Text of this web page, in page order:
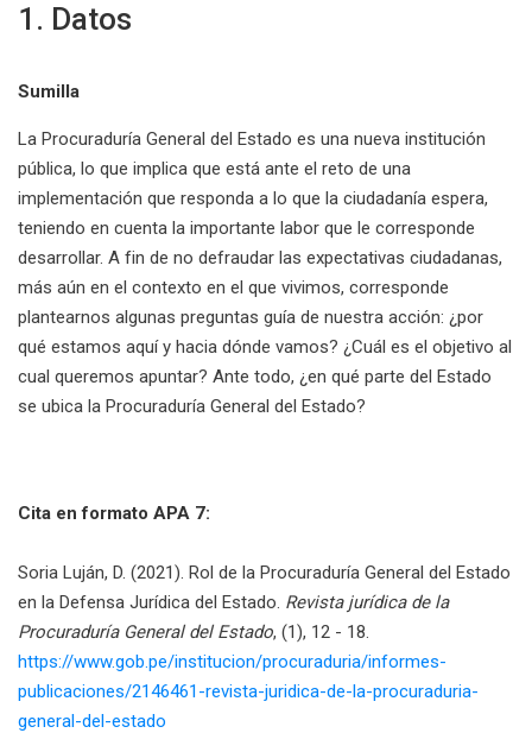
1. Datos
Sumilla
La Procuraduría General del Estado es una nueva institución
pública, lo que implica que está ante el reto de una
implementación que responda a lo que la ciudadanía espera,
teniendo en cuenta la importante labor que le corresponde
desarrollar. A fin de no defraudar las expectativas ciudadanas,
más aún en el contexto en el que vivimos, corresponde
plantearnos algunas preguntas guía de nuestra acción: ¿por
qué estamos aquí y hacia dónde vamos? ¿Cuál es el objetivo al
cual queremos apuntar? Ante todo, ¿en qué parte del Estado
se ubica la Procuraduría General del Estado?
Cita en formato APA 7:
Soria Luján, D. (2021). Rol de la Procuraduría General del Estado
en la Defensa Jurídica del Estado. Revista jurídica de la
Procuraduría General del Estado, (1), 12 - 18.
https://www.gob.pe/institucion/procuraduria/informes-
publicaciones/2146461-revista-juridica-de-la-procuraduria-
general-del-estado